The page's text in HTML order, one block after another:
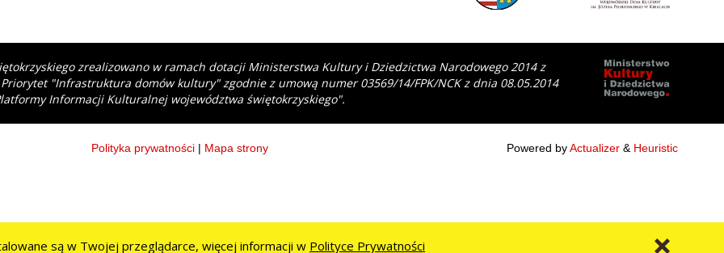
zrealizowano w ramach dotacji Ministerstwa Kultury i Dziedzictwa Narodowego 2014 z
"Infrastruktura domów kultury" zgodnie z umową numer 03569/14/FPK/NCK z dnia 08.05.2014
Informacji Kulturalnej województwa świętokrzyskiego".
Powered byActualizer & Heuristic
Polityka prywatności | Mapa strony
są w Twojej przeglądarce, więcej informacji w Polityce Prywatności